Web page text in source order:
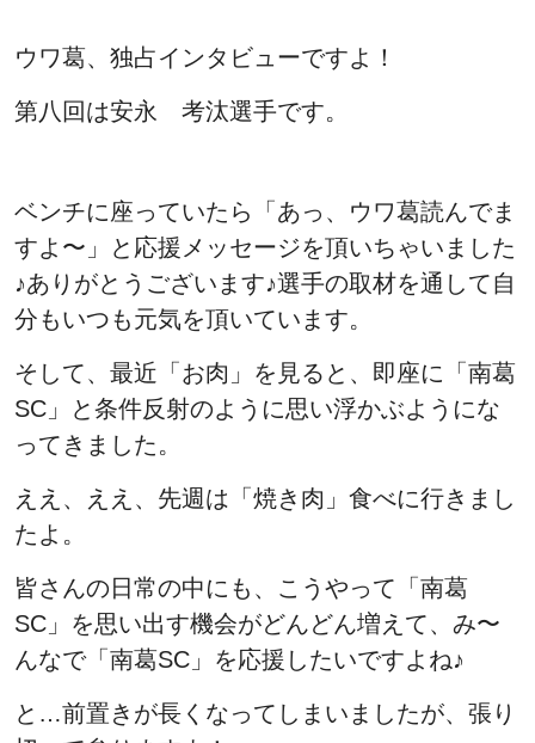
ウワ葛、独占インタビューですよ！
第八回は安永 考汰選手です。
ベンチに座っていたら「あっ、ウワ葛読んでま
すよ〜」と応援メッセージを頂いちゃいました
♪ありがとうございます♪選手の取材を通して自
分もいつも元気を頂いています。
そして、最近「お肉」を見ると、即座に「南葛
SC」と条件反射のように思い浮かぶようにな
ってきました。
ええ、ええ、先週は「焼き肉」食べに行きまし
たよ。
皆さんの日常の中にも、こうやって「南葛
SC」を思い出す機会がどんどん増えて、み〜
んなで「南葛SC」を応援したいですよね♪
と…前置きが長くなってしまいましたが、張り